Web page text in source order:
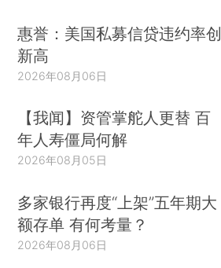
惠誉：美国私募信贷违约率创
新高
2026年08月06日
【我闻】资管掌舵人更替 百
年人寿僵局何解
2026年08月05日
多家银行再度“上架”五年期大
额存单 有何考量？
2026年08月06日